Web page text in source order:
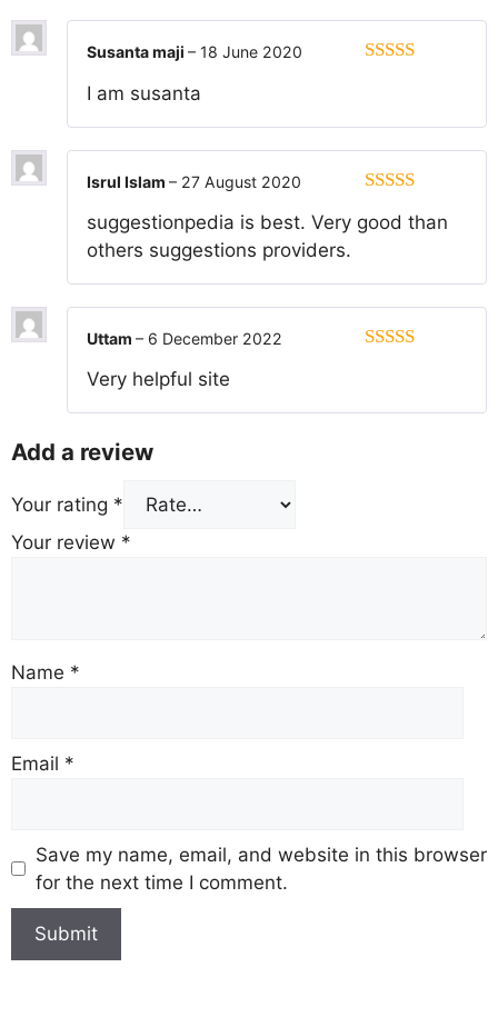
Susanta maji – 18 June 2020
I am susanta
Isrul Islam – 27 August 2020
suggestionpedia is best. Very good than
others suggestions providers.
Uttam – 6 December 2022
Very helpful site
Add a review
Your rating *
Your review *
Name *
Email *
Save my name, email, and website in this browser
for the next time I comment.